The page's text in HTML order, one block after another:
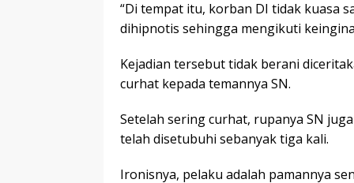
“Di tempat itu, korban DI tidak kuasa
dihipnotis sehingga mengikuti
Kejadian tersebut tidak berani
curhat kepada temannya SN.
Setelah sering curhat, rupanya SN
telah disetubuhi sebanyak tiga kali.
Ironisnya, pelaku adalah pamannya